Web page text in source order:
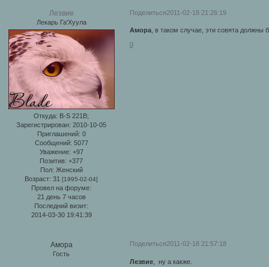
Поделиться2011-02-18 21:26:19
Лезвие
Лекарь Га'Хуула
Откуда: B-S 221B;
Зарегистрирован: 2010-10-05
Приглашений: 0
Сообщений: 5077
Уважение: +97
Позитив: +377
Пол: Женский
Возраст: 31[1995-02-04]
Провел на форуме:
21 день 7 часов
Последний визит:
2014-03-30 19:41:39
Амора, в таком случае, эти совята должны
0
Поделиться2011-02-18 21:57:18
Амора
Гость
Лезвие, ну а какже.